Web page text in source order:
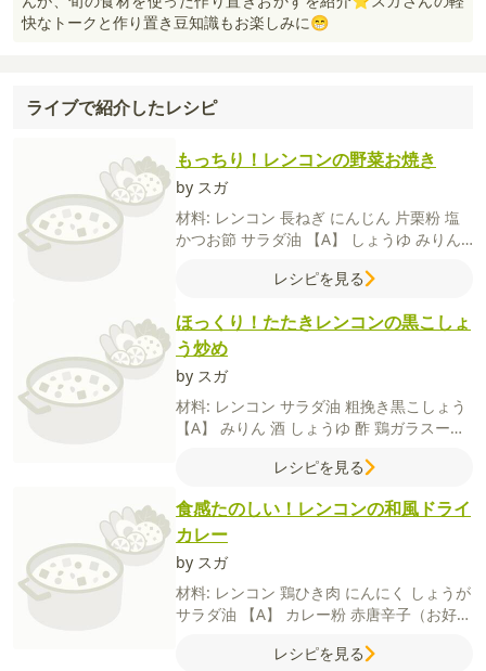
快なトークと作り置き豆知識もお楽しみに😁
ライブで紹介したレシピ
もっちり！レンコンの野菜お焼き
by スガ
材料: レンコン 長ねぎ にんじん 片栗粉 塩
かつお節 サラダ油 【A】 しょうゆ みりん
レシピを見る
ほっくり！たたきレンコンの黒こしょ
う炒め
by スガ
材料: レンコン サラダ油 粗挽き黒こしょう
【A】 みりん 酒 しょうゆ 酢 鶏ガラスープ
レシピを見る
食感たのしい！レンコンの和風ドライ
カレー
by スガ
材料: レンコン 鶏ひき肉 にんにく
しょうが
サラダ油
【A】 カレー粉 赤唐辛子（お好み
レシピを見る